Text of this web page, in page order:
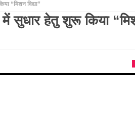
“मिशन विद्या”
सुधार हेतु शुरू किया